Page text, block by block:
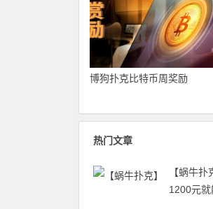
博狗扑克比特币周奖励
热门文章
【蜗牛
1200元就